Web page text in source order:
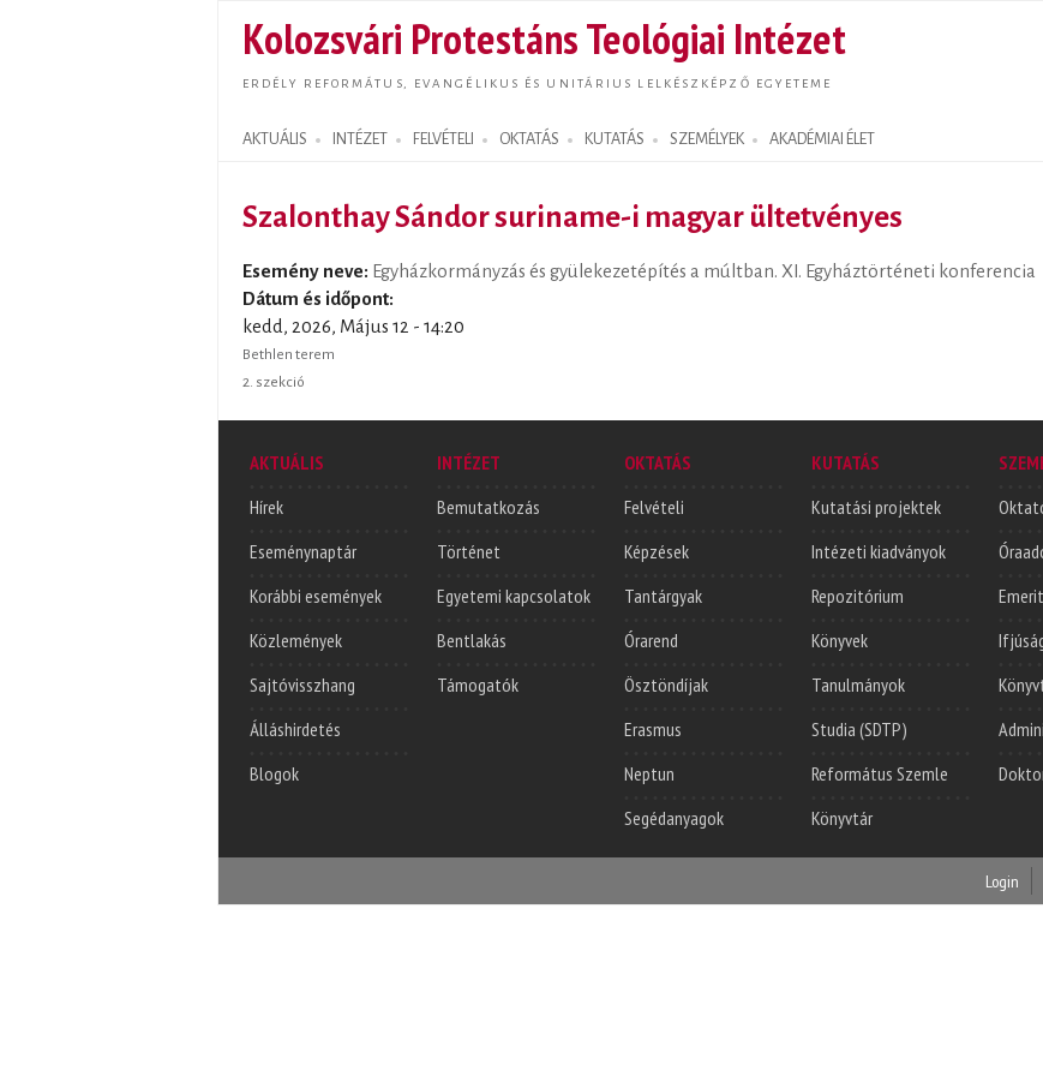
tartalomra
Kolozsvári Protestáns Teológiai Intézet
ERDÉLY REFORMÁTUS, EVANGÉLIKUS ÉS UNITÁRIUS LELKÉSZKÉPZŐ EGYETEME
AKTUÁLIS INTÉZET FELVÉTELI OKTATÁS KUTATÁS SZEMÉLYEK AKADÉMIAI ÉLET
Search form
Szalonthay Sándor suriname-i magyar ültetvényes
Esemény neve: Egyházkormányzás és gyülekezetépítés a múltban. XI. Egyháztörténeti konferencia
Dátum és időpont:
kedd, 2026, Május 12 - 14:20
Bethlen terem
2. szekció
AKTUÁLIS
Hírek
Eseménynaptár
Korábbi események
Közlemények
Sajtóvisszhang
Álláshirdetés
Blogok
INTÉZET
Bemutatkozás
Történet
Egyetemi kapcsolatok
Bentlakás
Támogatók
OKTATÁS
Felvételi
Képzések
Tantárgyak
Órarend
Ösztöndíjak
Erasmus
Neptun
Segédanyagok
KUTATÁS
Kutatási projektek
Intézeti kiadványok
Repozitórium
Könyvek
Tanulmányok
Studia (SDTP)
Református Szemle
Könyvtár
Login